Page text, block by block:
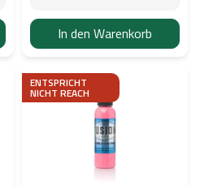
In den Warenkorb
ENTSPRICHT
NICHT REACH